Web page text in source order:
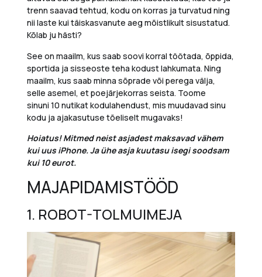
trenn saavad tehtud, kodu on korras ja turvatud ning
nii laste kui täiskasvanute aeg mõistlikult sisustatud.
Kõlab ju hästi?
See on maailm, kus saab soovi korral töötada, õppida,
sportida ja sisseoste teha kodust lahkumata. Ning
maailm, kus saab minna sõprade või perega välja,
selle asemel, et poejärjekorras seista. Toome
sinuni 10 nutikat kodulahendust, mis muudavad sinu
kodu ja ajakasutuse tõeliselt mugavaks!
Hoiatus!Mitmed neist asjadest maksavad vähem
kui uus iPhone.Ja ühe asja kuutasu isegi soodsam
kui 10 eurot.
MAJAPIDAMISTÖÖD
1. ROBOT-TOLMUIMEJA